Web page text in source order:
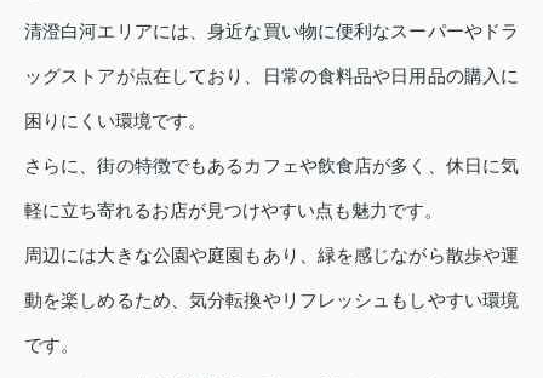
清澄白河エリアには、身近な買い物に便利なスーパーやドラ
ッグストアが点在しており、日常の食料品や日用品の購入に
困りにくい環境です。
さらに、街の特徴でもあるカフェや飲食店が多く、休日に気
軽に立ち寄れるお店が見つけやすい点も魅力です。
周辺には大きな公園や庭園もあり、緑を感じながら散歩や運
動を楽しめるため、気分転換やリフレッシュもしやすい環境
です。